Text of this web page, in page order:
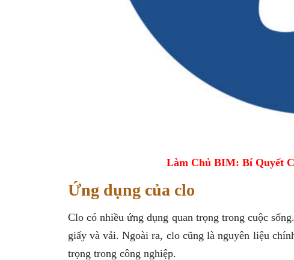
Làm Chủ BIM: Bí Quyết
Ứng dụng của clo
Clo có nhiều ứng dụng quan trọng trong cuộc
giấy và vải. Ngoài ra, clo cũng là nguyên liệu
trọng trong công nghiệp.